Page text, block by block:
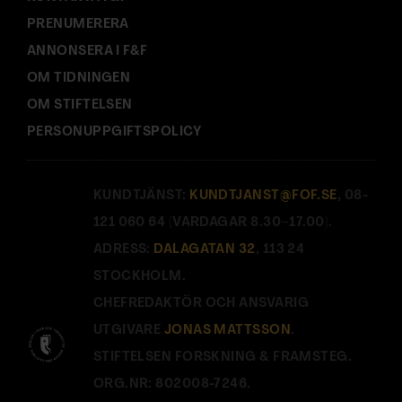
PRENUMERERA
ANNONSERA I F&F
OM TIDNINGEN
OM STIFTELSEN
PERSONUPPGIFTSPOLICY
KUNDTJÄNST: KUNDTJANST@FOF.SE , 08-
121 060 64 (VARDAGAR 8.30–17.00).
ADRESS: DALAGATAN 32 , 113 24
STOCKHOLM.
CHEFREDAKTÖR OCH ANSVARIG
UTGIVARE JONAS MATTSSON .
STIFTELSEN FORSKNING & FRAMSTEG.
ORG.NR: 802008-7246.